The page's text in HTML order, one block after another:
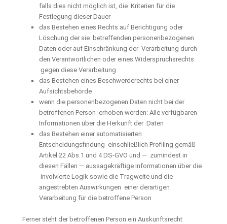
falls dies nicht möglich ist, die Kriterien für die
Festlegung dieser Dauer
das Bestehen eines Rechts auf Berichtigung oder
Löschung der sie betreffenden personenbezogenen
Daten oder auf Einschränkung der Verarbeitung durch
den Verantwortlichen oder eines Widerspruchsrechts
gegen diese Verarbeitung
das Bestehen eines Beschwerderechts bei einer
Aufsichtsbehörde
wenn die personenbezogenen Daten nicht bei der
betroffenen Person erhoben werden: Alle verfügbaren
Informationen über die Herkunft der Daten
das Bestehen einer automatisierten
Entscheidungsfindung einschließlich Profiling gemäß
Artikel 22 Abs.1 und 4 DS-GVO und — zumindest in
diesen Fällen — aussagekräftige Informationen über die
involvierte Logik sowie die Tragweite und die
angestrebten Auswirkungen einer derartigen
Verarbeitung für die betroffene Person
Ferner steht der betroffenen Person ein Auskunftsrecht